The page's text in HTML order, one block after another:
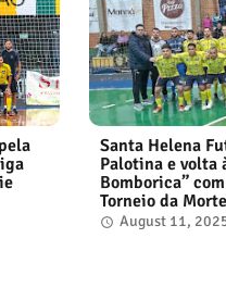
Santa Helena
Palotina e volta
Bomborica”
Torneio da Morte
August 11,